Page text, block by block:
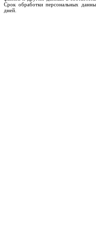
Срок обработки персональных
дней.